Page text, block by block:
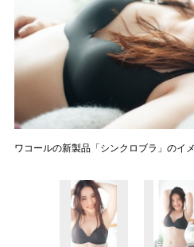
ワコールの新製品「シンクロブラ」のイ